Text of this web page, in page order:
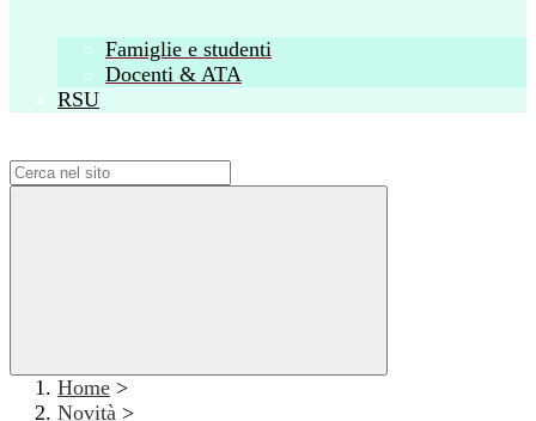
Famiglie e studenti
Docenti & ATA
RSU
Home >
Novità >